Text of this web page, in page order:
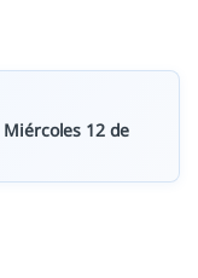
Miércoles 12 de